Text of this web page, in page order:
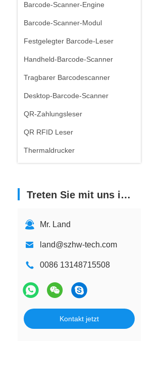
Barcode-Scanner-Engine
Barcode-Scanner-Modul
Festgelegter Barcode-Leser
Handheld-Barcode-Scanner
Tragbarer Barcodescanner
Desktop-Barcode-Scanner
QR-Zahlungsleser
QR RFID Leser
Thermaldrucker
Treten Sie mit uns in Verbindung
Mr. Land
land@szhw-tech.com
0086 13148715508
Kontakt jetzt